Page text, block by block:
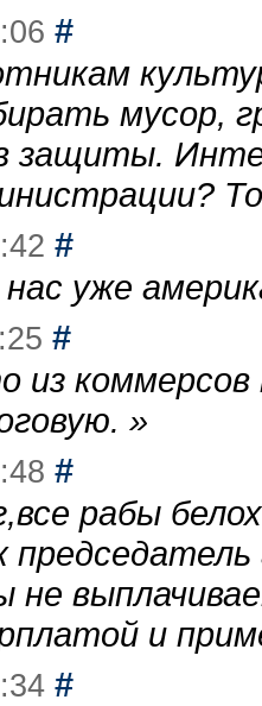
#
мусор,
защиты.
#
уже
#
из
»
#
рабы
не
и
#